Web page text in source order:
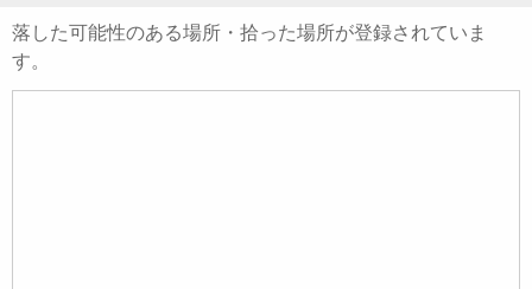
落した可能性のある場所・拾った場所が登録されていま
す。